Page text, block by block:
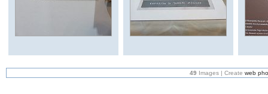
49 Images | Create web